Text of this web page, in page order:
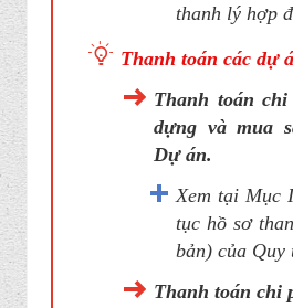
thanh lý hợp
Thanh toán các dự
Thanh toán
dựng và mua
Dự án.
Xem tại Mục
tục hồ sơ
bản) của Quy
Thanh toán chi